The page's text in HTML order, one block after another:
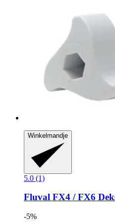
Winkelmandje
5.0 (1)
Fluval FX4 / FX6
-5%